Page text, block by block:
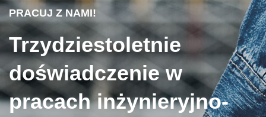
PRACUJ Z NAMI!
Trzydziestoletnie
doświadczenie w
pracach inżynieryjno-